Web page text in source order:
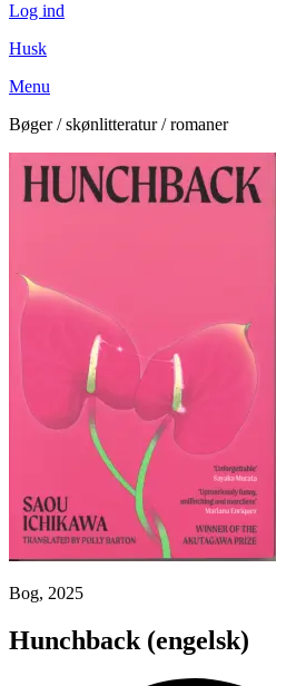
Log ind
Husk
Menu
Bøger / skønlitteratur / romaner
Bog, 2025
Hunchback (engelsk)